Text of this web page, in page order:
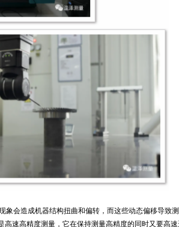
象会造成机器结构扭曲和偏转，而这些动态偏移导致
高速高精度测量，它在保持测量高精度的同时又要高